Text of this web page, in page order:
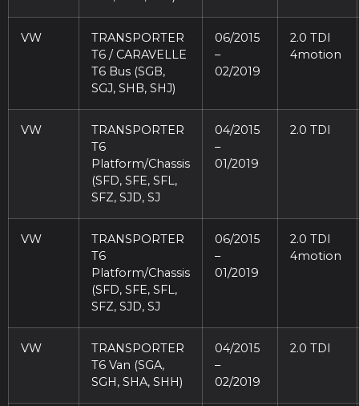
VW
TRANSPORTER
T6 / CARAVELLE
T6 Bus (SGB,
SGJ, SHB, SHJ)
06/2015
–
02/2019
2.0 TDI
4motion
VW
TRANSPORTER
T6
Platform/Chassis
(SFD, SFE, SFL,
SFZ, SJD, SJ
04/2015
–
01/2019
2.0 TDI
VW
TRANSPORTER
T6
Platform/Chassis
(SFD, SFE, SFL,
SFZ, SJD, SJ
06/2015
–
01/2019
2.0 TDI
4motion
VW
TRANSPORTER
T6 Van (SGA,
SGH, SHA, SHH)
04/2015
–
02/2019
2.0 TDI